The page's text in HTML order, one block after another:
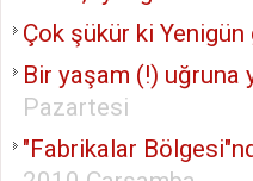
Çok şükür ki
Bir yaşam (!) uğruna
Pazartesi
"Fabrikalar